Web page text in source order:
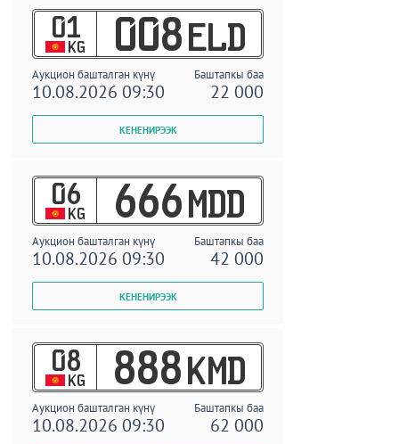
01
KG 008 ELD
Аукцион башталган күнү Баштапкы баа
10.08.2026 09:30 22 000
06
KG 666 MDD
Аукцион башталган күнү Баштапкы баа
10.08.2026 09:30 42 000
08
KG 888 KMD
Аукцион башталган күнү Баштапкы баа
10.08.2026 09:30 62 000